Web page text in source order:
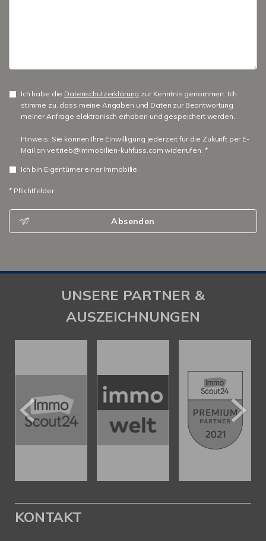
Ich habe die Datenschutzerklärung zur Kenntnis genommen. Ich
stimme zu, dass meine Angaben und Daten zur Beantwortung
meiner Anfrage elektronisch erhoben und gespeichert werden.
Hinweis: Sie können Ihre Einwilligung jederzeit für die Zukunft per E-
Mail an vertrieb@immobilien-kuhfuss.com widerrufen. *
Ich bin Eigentümer einer Immobilie.
* Pflichtfelder
Absenden
UNSERE PARTNER &
AUSZEICHNUNGEN
KONTAKT